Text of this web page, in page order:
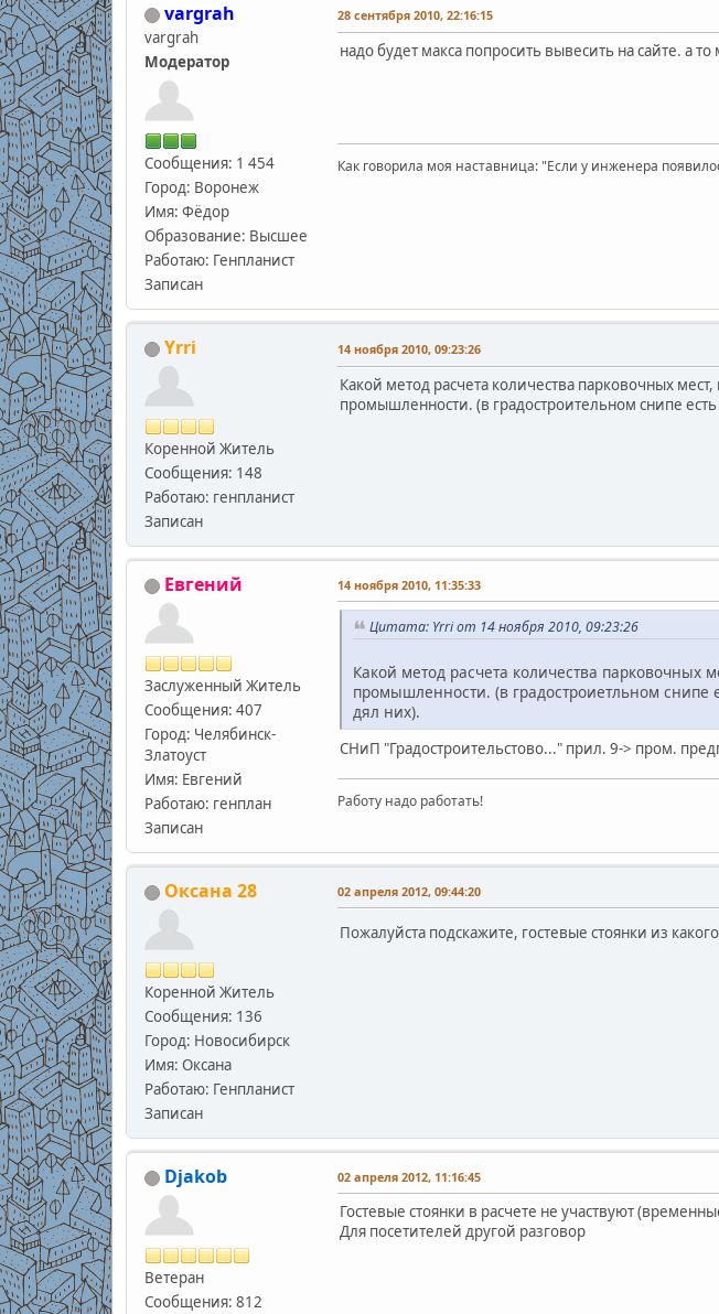
vargrah
vargrah
Модератор
Сообщения: 1 454
Город: Воронеж
Имя: Фёдор
Образование: Высшее
Работаю: Генпланист
Записан
28 сентября 2010, 22:16:15
надо будет макса попросить вывесить на сайте. а
Как говорила моя наставница: "Если у инженера
Yrri
Коренной Житель
Сообщения: 148
Работаю: генпланист
Записан
14 ноября 2010, 09:23:26
Какой метод расчета количества парковочных
промышленности. (в градостроительном снипе
Евгений
Заслуженный Житель
Сообщения: 407
Город: Челябинск-
Златоуст
Имя: Евгений
Работаю: генплан
Записан
14 ноября 2010, 11:35:33
Цитата: Yrri от 14 ноября 2010, 09:23:26
Какой метод расчета количества парковочных
промышленности. (в градостроиетльном снипе
дял них).
СНиП "Градостроительстово..." прил. 9-> пром.
Работу надо работать!
Оксана 28
Коренной Житель
Сообщения: 136
Город: Новосибирск
Имя: Оксана
Работаю: Генпланист
Записан
02 апреля 2012, 09:44:20
Пожалуйста подскажите, гостевые стоянки из
Djakob
Ветеран
Сообщения: 812
02 апреля 2012, 11:16:45
Гостевые стоянки в расчете не участвуют
Для посетителей другой разговор